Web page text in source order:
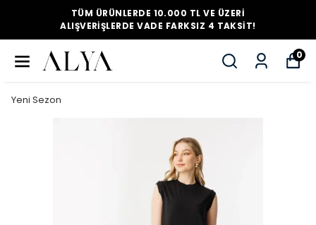
TÜM ÜRÜNLERDE 10.000 TL VE ÜZERI
ALIŞVERIŞLERDE VADE FARKSIZ 4 TAKSIT!
0
Yeni Sezon